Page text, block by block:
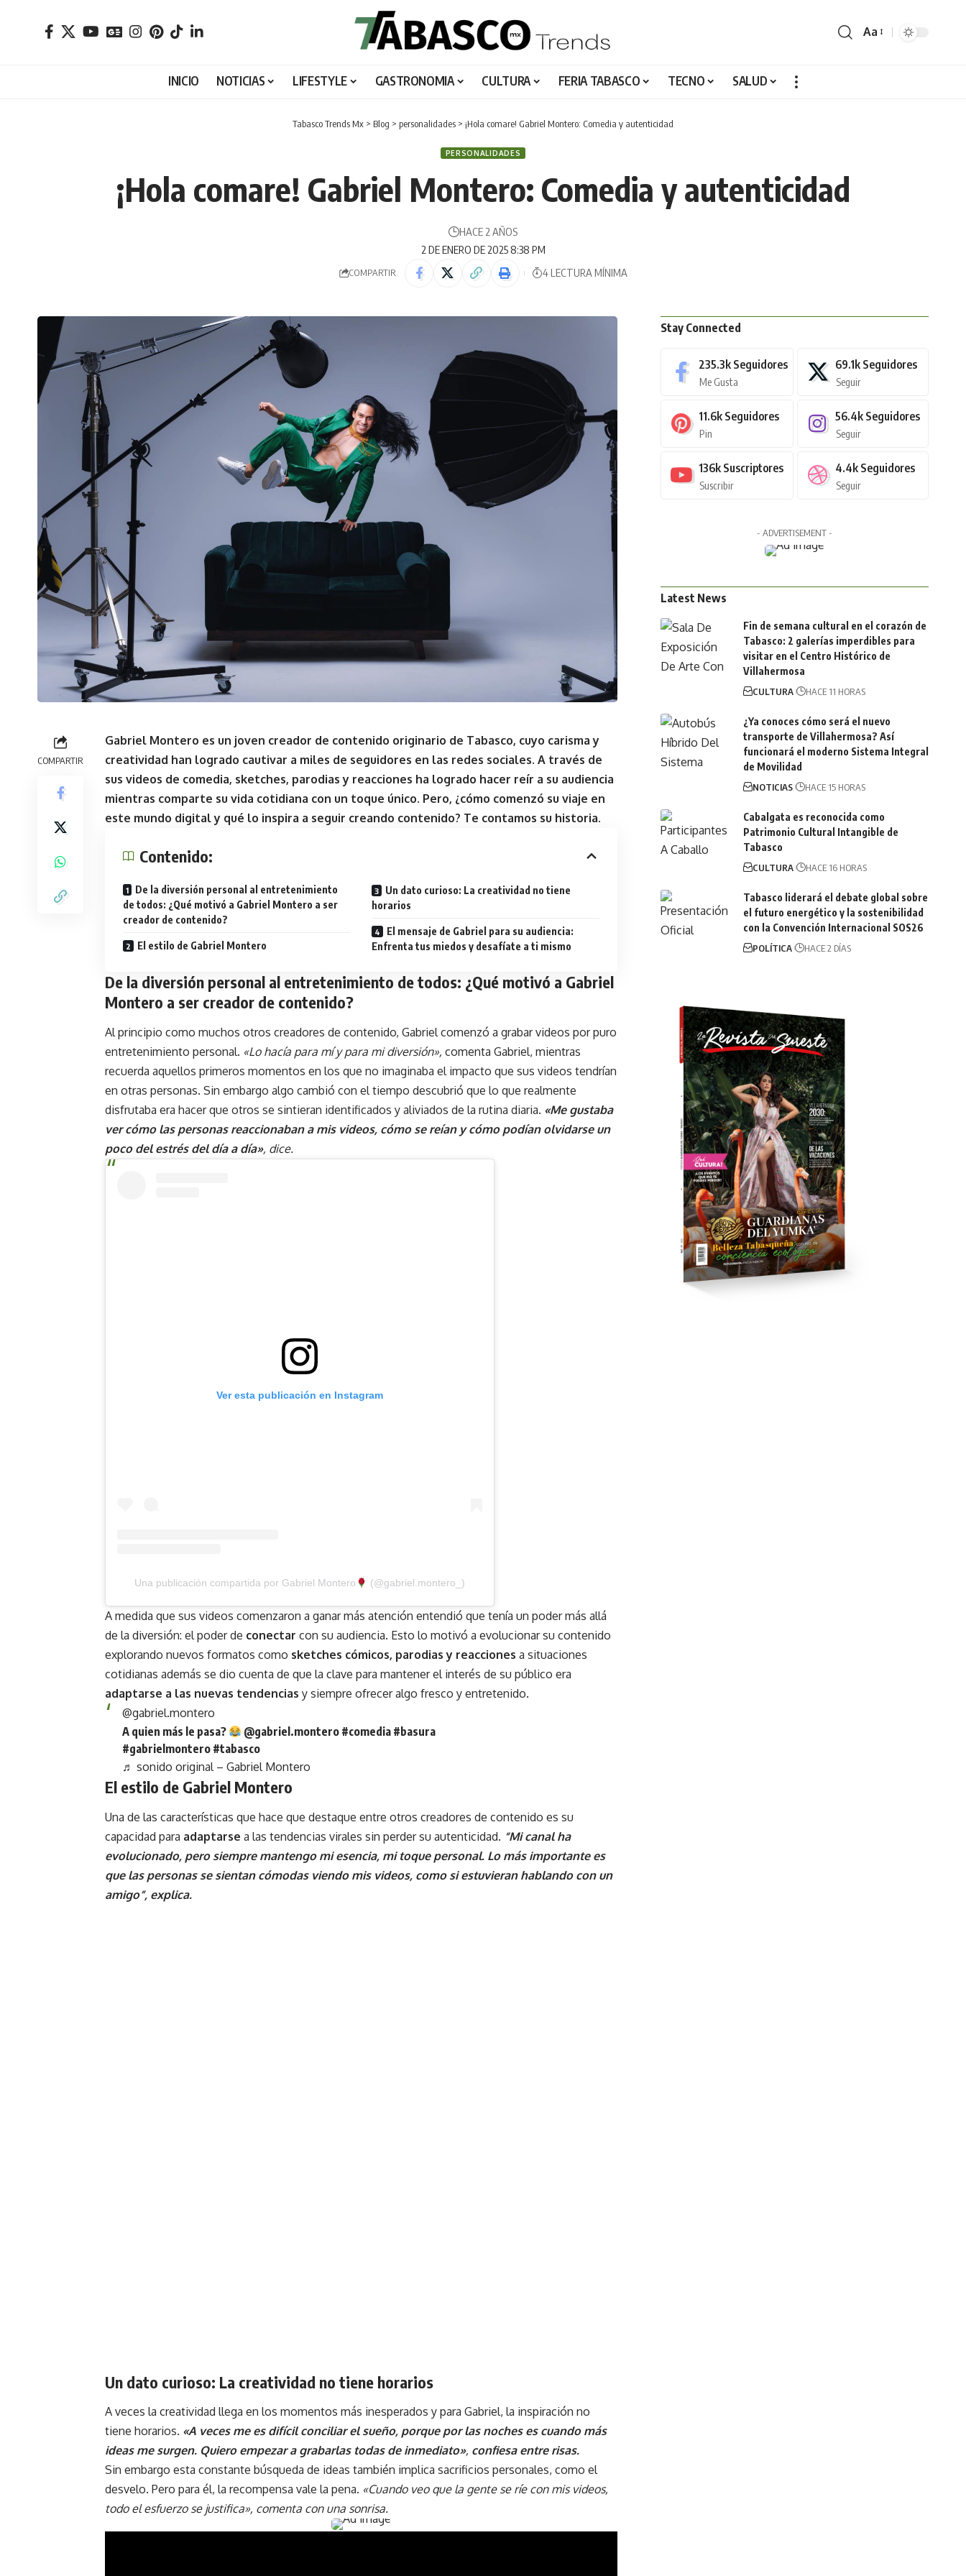
Aa
INICIO NOTICIAS LIFESTYLE GASTRONOMIA CULTURA FERIA TABASCO TECNO SALUD
Tabasco Trends Mx > Blog > personalidades > ¡Hola comare! Gabriel Montero: Comedia y autenticidad
PERSONALIDADES
¡Hola comare! Gabriel Montero: Comedia y autenticidad
2 DE ENERO DE 2025 8:38 PM
HACE 2 AÑOS
COMPARTIR 4 LECTURA MÍNIMA
COMPARTIR
Gabriel Montero es un joven creador de contenido originario de Tabasco, cuyo carisma y
creatividad han logrado cautivar a miles de seguidores en las redes sociales. A través de
sus videos de comedia, sketches, parodias y reacciones ha logrado hacer reír a su audiencia
mientras comparte su vida cotidiana con un toque único. Pero, ¿cómo comenzó su viaje en
este mundo digital y qué lo inspira a seguir creando contenido? Te contamos su historia.
Contenido:
De la diversión personal al entretenimiento
de todos: ¿Qué motivó a Gabriel Montero a ser
creador de contenido?
El estilo de Gabriel Montero
Un dato curioso: La creatividad no tiene
horarios
El mensaje de Gabriel para su audiencia:
Enfrenta tus miedos y desafíate a ti mismo
De la diversión personal al entretenimiento de todos: ¿Qué motivó a Gabriel
Montero a ser creador de contenido?
Al principio como muchos otros creadores de contenido, Gabriel comenzó a grabar videos por puro
entretenimiento personal. «Lo hacía para mí y para mi diversión», comenta Gabriel, mientras
recuerda aquellos primeros momentos en los que no imaginaba el impacto que sus videos tendrían
en otras personas. Sin embargo algo cambió con el tiempo descubrió que lo que realmente
disfrutaba era hacer que otros se sintieran identificados y aliviados de la rutina diaria. «Me gustaba
ver cómo las personas reaccionaban a mis videos, cómo se reían y cómo podían olvidarse un
poco del estrés del día a día», dice.
Ver esta publicación en Instagram
Una publicación compartida por Gabriel Montero (@gabriel.montero_)
A medida que sus videos comenzaron a ganar más atención entendió que tenía un poder más allá
de la diversión: el poder de conectar con su audiencia. Esto lo motivó a evolucionar su contenido
explorando nuevos formatos como sketches cómicos, parodias y reacciones a situaciones
cotidianas además se dio cuenta de que la clave para mantener el interés de su público era
adaptarse a las nuevas tendencias y siempre ofrecer algo fresco y entretenido.
@gabriel.montero
A quien más le pasa?
@gabriel.montero #comedia #basura
#gabrielmontero #tabasco
♬ sonido original – Gabriel Montero
El estilo de Gabriel Montero
Una de las características que hace que destaque entre otros creadores de contenido es su
capacidad para adaptarse a las tendencias virales sin perder su autenticidad. “Mi canal ha
evolucionado, pero siempre mantengo mi esencia, mi toque personal. Lo más importante es
que las personas se sientan cómodas viendo mis videos, como si estuvieran hablando con un
amigo”, explica.
Un dato curioso: La creatividad no tiene horarios
A veces la creatividad llega en los momentos más inesperados y para Gabriel, la inspiración no
tiene horarios. «A veces me es difícil conciliar el sueño, porque por las noches es cuando más
ideas me surgen. Quiero empezar a grabarlas todas de inmediato», confiesa entre risas.
Sin embargo esta constante búsqueda de ideas también implica sacrificios personales, como el
desvelo. Pero para él, la recompensa vale la pena. «Cuando veo que la gente se ríe con mis videos,
todo el esfuerzo se justifica», comenta con una sonrisa.
Stay Connected
235.3k Seguidores
Me Gusta
69.1k Seguidores
Seguir
11.6k Seguidores
Pin
56.4k Seguidores
Seguir
136k Suscriptores
Suscribir
4.4k Seguidores
Seguir
- ADVERTISEMENT -
Latest News
Fin de semana cultural en el corazón de
Tabasco: 2 galerías imperdibles para
visitar en el Centro Histórico de
Villahermosa
CULTURA HACE 11 HORAS
¿Ya conoces cómo será el nuevo
transporte de Villahermosa? Así
funcionará el moderno Sistema Integral
de Movilidad
NOTICIAS HACE 15 HORAS
Cabalgata es reconocida como
Patrimonio Cultural Intangible de
Tabasco
CULTURA HACE 16 HORAS
Tabasco liderará el debate global sobre
el futuro energético y la sostenibilidad
con la Convención Internacional SOS26
POLÍTICA HACE 2 DÍAS